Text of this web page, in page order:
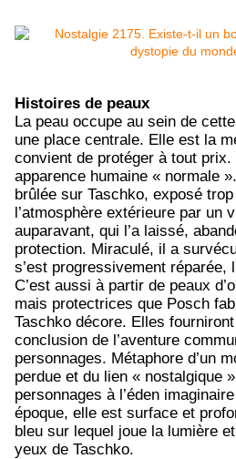
Histoires de peaux
La peau occupe au sein de
une place centrale. Elle est la
convient de protéger à tout prix.
apparence humaine « normale
brûlée sur Taschko, exposé
l’atmosphère extérieure par un
auparavant, qui l’a laissé,
protection. Miraculé, il a
s’est progressivement réparée,
C’est aussi à partir de peaux
mais protectrices que Posch
Taschko décore. Elles
conclusion de l’aventure
personnages. Métaphore d’un
perdue et du lien « nostalgique
personnages à l’éden
époque, elle est surface et
bleu sur lequel joue la lumière
yeux de Taschko.